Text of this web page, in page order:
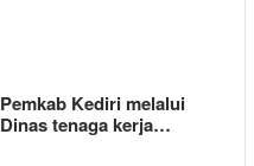
Pemkab Kediri melalui
Dinas tenaga kerja…